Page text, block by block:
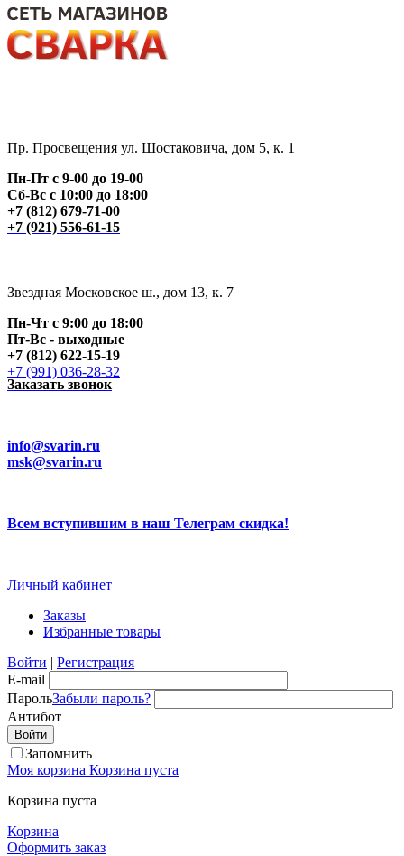
Пр. Просвещения ул. Шостаковича, дом 5, к. 1
Пн-Пт с 9-00 до 19-00
Сб-Вс с 10:00 до 18:00
+7 (812) 679-71-00
+7 (921) 556-61-15
Звездная Московское ш., дом 13, к. 7
Пн-Чт с 9:00 до 18:00
Пт-Вс - выходные
+7 (812) 622-15-19
+7 (991) 036-28-32
Заказать звонок
info@svarin.ru
msk@svarin.ru
Всем вступившим в наш Телеграм скидка!
Личный кабинет
Заказы
Избранные товары
Войти | Регистрация
E-mail
ПарольЗабыли пароль?
Антибот
Запомнить
Моя корзина Корзина пуста
Корзина пуста
Корзина
Оформить заказ